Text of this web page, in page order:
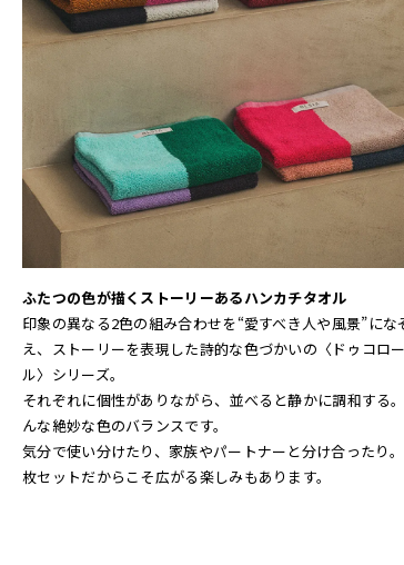
ふたつの色が描くストーリーあるハンカチタオル
印象の異なる2色の組み合わせを“愛すべき人や風景”にな
え、ストーリーを表現した詩的な色づかいの〈ドゥコロ
ル〉シリーズ。
それぞれに個性がありながら、並べると静かに調和する
んな絶妙な色のバランスです。
気分で使い分けたり、家族やパートナーと分け合ったり
枚セットだからこそ広がる楽しみもあります。